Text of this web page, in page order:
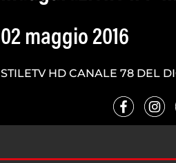
02 maggio 2016
STILETV HD CANALE 78 DEL